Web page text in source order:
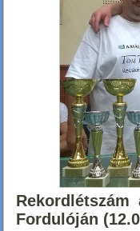
Fordulóján